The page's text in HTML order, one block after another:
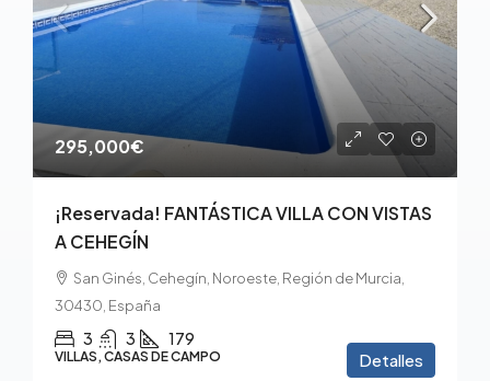
295,000€
¡Reservada! FANTÁSTICA VILLA CON VISTAS
A CEHEGÍN
San Ginés, Cehegín, Noroeste, Región de Murcia,
30430, España
3 3 179
VILLAS, CASAS DE CAMPO Detalles